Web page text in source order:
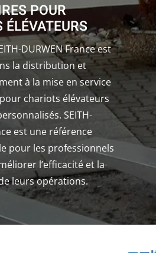
POUR
ÉLÉVATEURS
DURWEN France est
la distribution et
à la mise en service
chariots élévateurs
SEITH-
est une référence
pour les professionnels
l’efficacité et la
leurs opérations.